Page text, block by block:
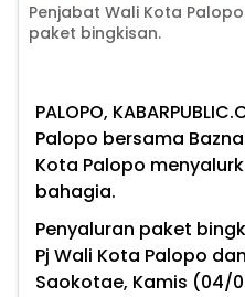
Penjabat Wali Kota
paket bingkisan.
PALOPO,
Palopo bersama
Kota Palopo
bahagia.
Penyaluran paket
Pj Wali Kota Palopo
Saokotae, Kamis (04/